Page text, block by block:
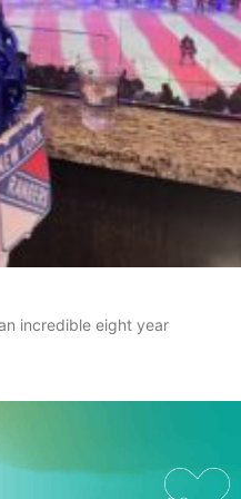
incredible eight year